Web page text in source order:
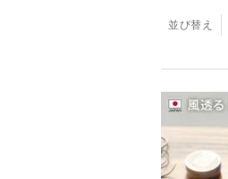
並び替え